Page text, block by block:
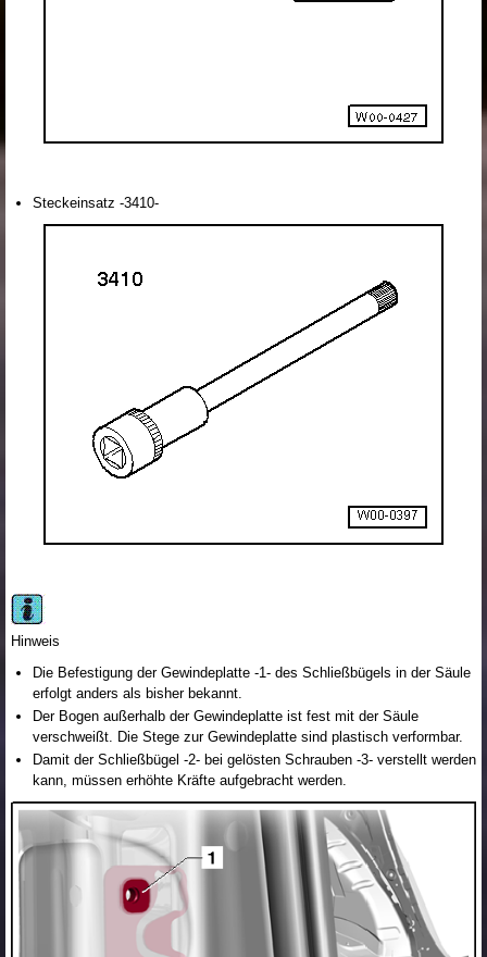
Steckeinsatz -3410-
Hinweis
Die Befestigung der Gewindeplatte -1- des Schließbügels in der Säule
erfolgt anders als bisher bekannt.
Der Bogen außerhalb der Gewindeplatte ist fest mit der Säule
verschweißt. Die Stege zur Gewindeplatte sind plastisch verformbar.
Damit der Schließbügel -2- bei gelösten Schrauben -3- verstellt werden
kann, müssen erhöhte Kräfte aufgebracht werden.